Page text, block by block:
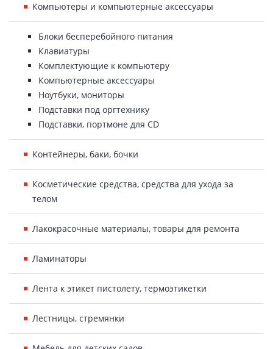
Компьютеры и компьютерные аксессуары
Блоки бесперебойного питания
Клавиатуры
Комплектующие к компьютеру
Компьютерные аксессуары
Ноутбуки, мониторы
Подставки под оргтехнику
Подставки, портмоне для CD
Контейнеры, баки, бочки
Косметические средства, средства для ухода за
телом
Лакокрасочные материалы, товары для ремонта
Ламинаторы
Лента к этикет пистолету, термоэтикетки
Лестницы, стремянки